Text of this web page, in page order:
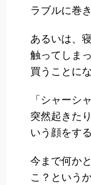
ラブルに巻
あるいは、
触ってしま
買うことに
「シャーシ
突然起きた
いう顔をす
今まで何か
こ？という